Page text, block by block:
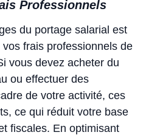
Professionnels
du portage salarial est
frais professionnels de
vous devez acheter du
ou effectuer des
de votre activité, ces
ce qui réduit votre base
fiscales. En optimisant